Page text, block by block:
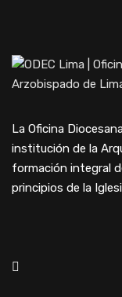
La Oficina
institución de la
formación integral
principios de la